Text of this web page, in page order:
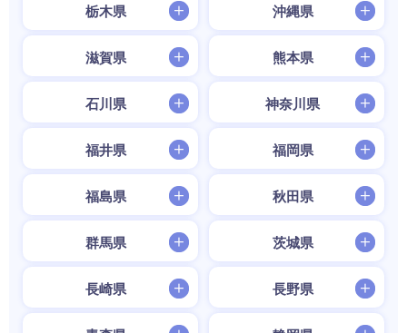
栃木県 沖縄県
滋賀県 熊本県
石川県 神奈川県
福井県 福岡県
福島県 秋田県
群馬県 茨城県
長崎県 長野県